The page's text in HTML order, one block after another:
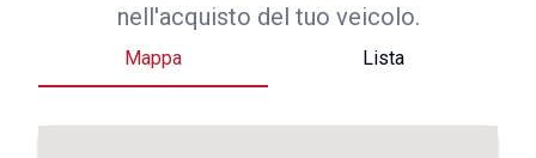
nell'acquisto del tuo veicolo.
Mappa Lista